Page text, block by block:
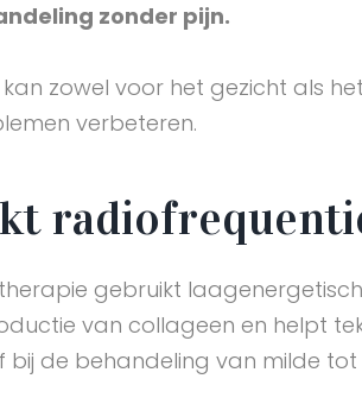
zonder pijn.
zowel voor het gezicht als
verbeteren.
gebruikt
van collageen en helpt
bij de behandeling van milde